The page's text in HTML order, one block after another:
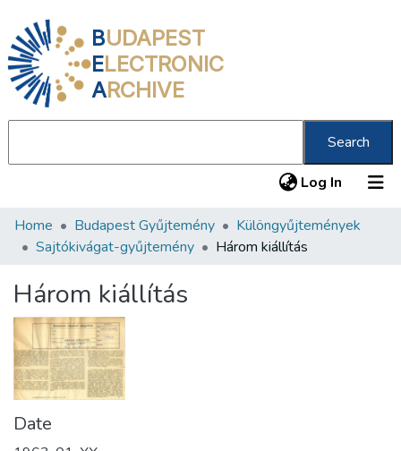
BUDAPEST
ELECTRONIC
ARCHIVE
Search
Log In (current)
Communities & Collections
Statistics
About us
Home Budapest Gyűjtemény
Különgyűjtemények
Sajtókivágat-gyűjtemény
Három kiállítás
Három kiállítás
Date